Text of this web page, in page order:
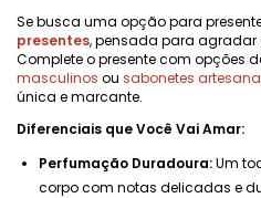
Se busca uma opção para
presentes, pensada para agradar
Complete o presente com opções
masculinos ou sabonetes
única e marcante.
Diferenciais que Você Vai Amar:
Perfumação Duradoura:Um
corpo com notas delicadas e